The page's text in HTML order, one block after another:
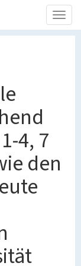
4, 7
den